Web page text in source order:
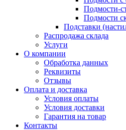
Подмости-
Подмости
Подставки
Распродажа склада
Услуги
О компании
Обработка данных
Реквизиты
Отзывы
Оплата и доставка
Условия оплаты
Условия доставки
Гарантия на товар
Контакты